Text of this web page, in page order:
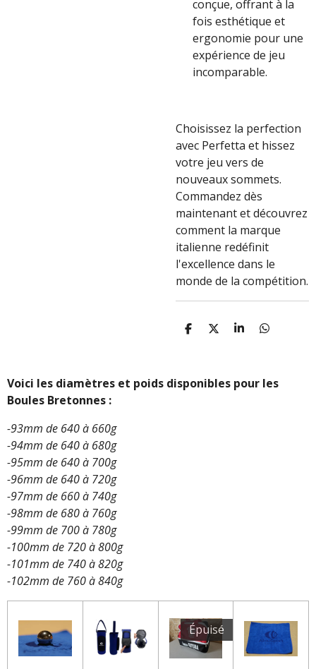
conçue, offrant à la
fois esthétique et
ergonomie pour une
expérience de jeu
incomparable.
Choisissez la perfection
avec Perfetta et hissez
votre jeu vers de
nouveaux sommets.
Commandez dès
maintenant et découvrez
comment la marque
italienne redéfinit
l'excellence dans le
monde de la compétition.
P
G
P
A
G
P
G
P
A
G
Voici les diamètres et poids disponibles pour les
Boules Bretonnes :
-93mm de 640 à 660g
-94mm de 640 à 680g
-95mm de 640 à 700g
-96mm de 640 à 720g
-97mm de 660 à 740g
-98mm de 680 à 760g
-99mm de 700 à 780g
-100mm de 720 à 800g
-101mm de 740 à 820g
-102mm de 760 à 840g
Épuisé